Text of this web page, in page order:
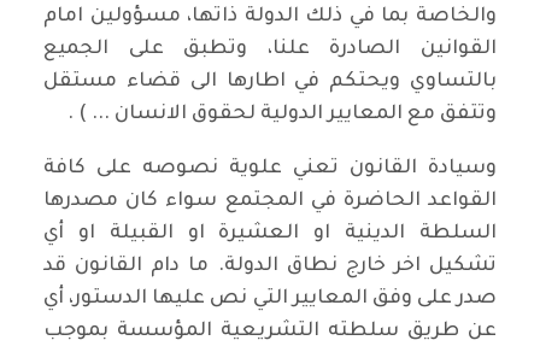
والخاصة بما في ذلك الدولة ذاتها، مسؤولين امام
القوانين الصادرة علنا، وتطبق على الجميع
بالتساوي ويحتكم في اطارها الى قضاء مستقل
وتتفق مع المعايير الدولية لحقوق الانسان ... ) .
وسيادة القانون تعني علوية نصوصه على كافة
القواعد الحاضرة في المجتمع سواء كان مصدرها
السلطة الدينية او العشيرة او القبيلة او أي
تشكيل اخر خارج نطاق الدولة. ما دام القانون قد
صدر على وفق المعايير التي نص عليها الدستور، أي
عن طريق سلطته التشريعية المؤسسة بموجب